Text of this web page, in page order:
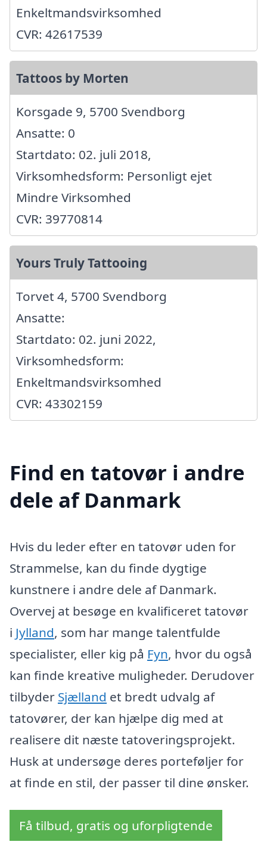
Enkeltmandsvirksomhed
CVR: 42617539
Tattoos by Morten
Korsgade 9, 5700 Svendborg
Ansatte: 0
Startdato: 02. juli 2018,
Virksomhedsform: Personligt ejet
Mindre Virksomhed
CVR: 39770814
Yours Truly Tattooing
Torvet 4, 5700 Svendborg
Ansatte:
Startdato: 02. juni 2022,
Virksomhedsform:
Enkeltmandsvirksomhed
CVR: 43302159
Find en tatovør i andre
dele af Danmark
Hvis du leder efter en tatovør uden for
Strammelse, kan du finde dygtige
kunstnere i andre dele af Danmark.
Overvej at besøge en kvalificeret tatovør
i Jylland, som har mange talentfulde
specialister, eller kig på Fyn, hvor du også
kan finde kreative muligheder. Derudover
tilbyder Sjælland et bredt udvalg af
tatovører, der kan hjælpe dig med at
realisere dit næste tatoveringsprojekt.
Husk at undersøge deres porteføljer for
at finde en stil, der passer til dine ønsker.
Få tilbud, gratis og uforpligtende